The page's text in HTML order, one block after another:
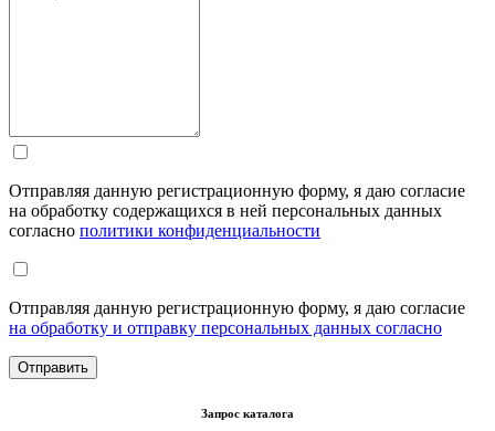
Отправляя данную регистрационную форму, я даю согласие
на обработку содержащихся в ней персональных данных
согласно политики конфиденциальности
Отправляя данную регистрационную форму, я даю согласие
на обработку и отправку персональных данных согласно
Запрос каталога